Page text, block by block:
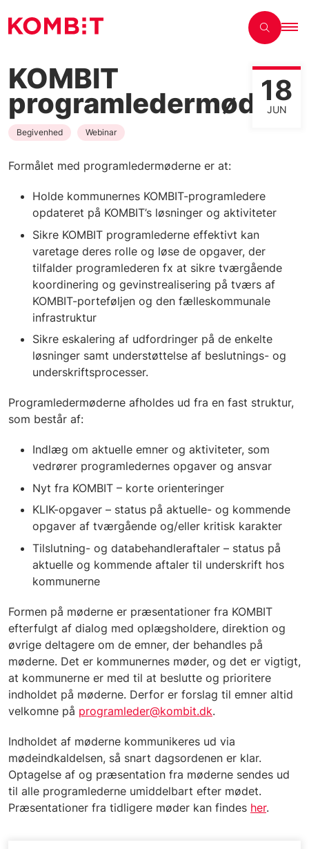
KOMBIT
programledermøde18
JUN
Begivenhed Webinar
Formålet med programledermøderne er at:
Holde kommunernes KOMBIT-programledere
opdateret på KOMBIT’s løsninger og aktiviteter
Sikre KOMBIT programlederne effektivt kan
varetage deres rolle og løse de opgaver, der
tilfalder programlederen fx at sikre tværgående
koordinering og gevinstrealisering på tværs af
KOMBIT-porteføljen og den fælleskommunale
infrastruktur
Sikre eskalering af udfordringer på de enkelte
løsninger samt understøttelse af beslutnings- og
underskriftsprocesser.
Programledermøderne afholdes ud fra en fast struktur,
som består af:
Indlæg om aktuelle emner og aktiviteter, som
vedrører programledernes opgaver og ansvar
Nyt fra KOMBIT – korte orienteringer
KLIK-opgaver – status på aktuelle- og kommende
opgaver af tværgående og/eller kritisk karakter
Tilslutning- og databehandleraftaler – status på
aktuelle og kommende aftaler til underskrift hos
kommunerne
Formen på møderne er præsentationer fra KOMBIT
efterfulgt af dialog med oplægsholdere, direktion og
øvrige deltagere om de emner, der behandles på
møderne. Det er kommunernes møder, og det er vigtigt,
at kommunerne er med til at beslutte og prioritere
indholdet på møderne. Derfor er forslag til emner altid
velkomne på programleder@kombit.dk.
Indholdet af møderne kommunikeres ud via
mødeindkaldelsen, så snart dagsordenen er klar.
Optagelse af og præsentation fra møderne sendes ud
til alle programlederne umiddelbart efter mødet.
Præsentationer fra tidligere møder kan findes her.